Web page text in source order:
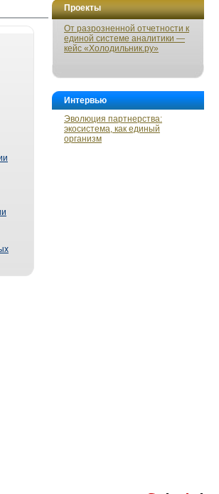
Проекты
От разрозненной отчетности к
единой системе аналитики —
кейс «Холодильник.ру»
Интервью
Эволюция партнерства:
экосистема, как единый
организм